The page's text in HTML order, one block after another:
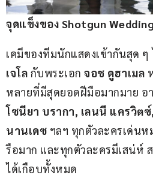
จุดแข็งของ Shotgun Wedding
เคมีของทีมนักแสดงเข้ากันสุด ๆ
เจโล กับพระเอก จอช ดูฮาเมล
หลายที่มีสุดยอดฝีมือมากมาย อ
โซนียา บรากา, เลนนี แครวิต
นานเดซ ฯลฯ ทุกตัวละครเด่น
รือมาก และทุกตัวละครมีเสน่ห์
ได้เกือบทั้งหมด